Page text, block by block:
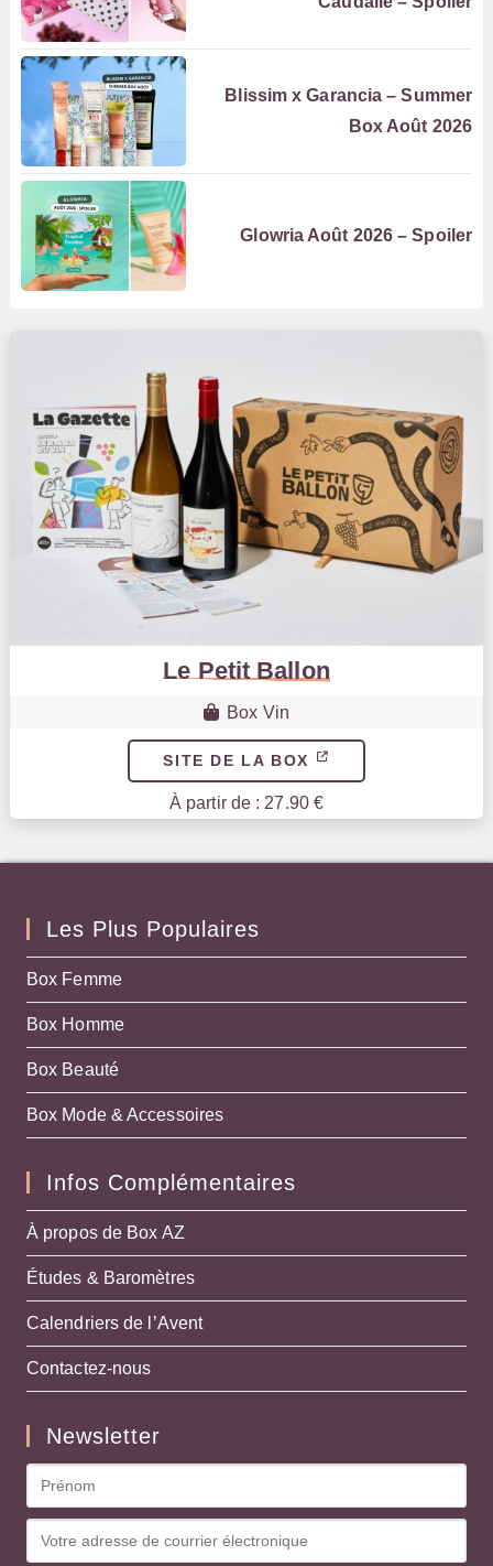
Blissim x Garancia – Summer
Box Août 2026
Glowria Août 2026 – Spoiler
Le Petit Ballon
Box Vin
SITE DE LA BOX
À partir de : 27.90 €
Les Plus Populaires
Box Femme
Box Homme
Box Beauté
Box Mode & Accessoires
Infos Complémentaires
À propos de Box AZ
Études & Baromètres
Calendriers de l’Avent
Contactez-nous
Newsletter